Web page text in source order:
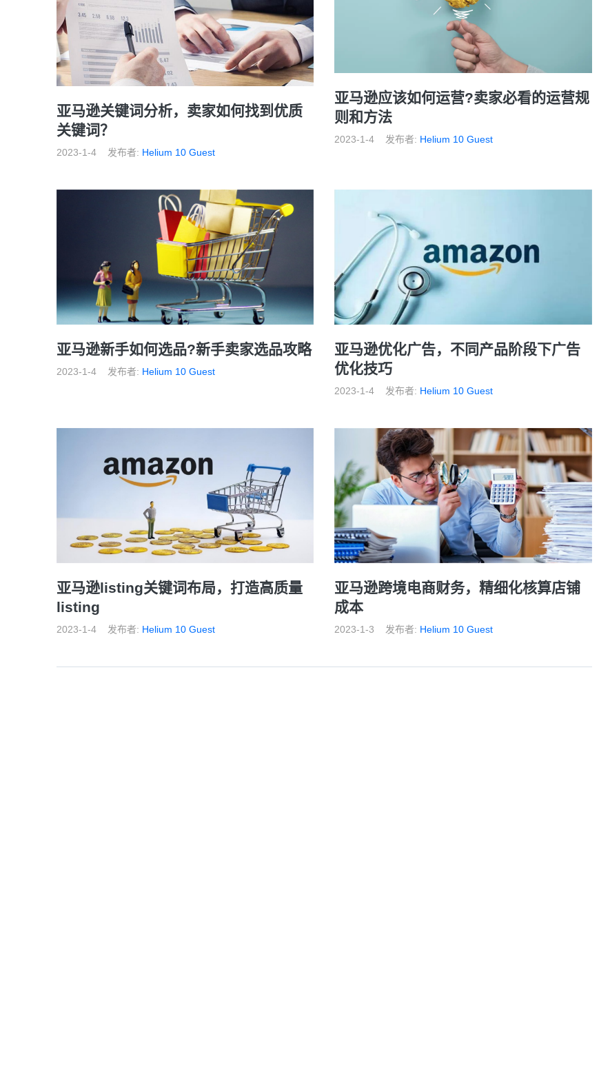
亚马逊关键词分析，卖家如何找到优质
关键词？
2023-1-4 发布者: Helium 10 Guest
亚马逊应该如何运营?卖家必看的运营规
则和方法
2023-1-4 发布者: Helium 10 Guest
亚马逊新手如何选品?新手卖家选品攻略
2023-1-4 发布者: Helium 10 Guest
亚马逊优化广告，不同产品阶段下广告
优化技巧
2023-1-4 发布者: Helium 10 Guest
亚马逊listing关键词布局，打造高质量
listing
2023-1-4 发布者: Helium 10 Guest
亚马逊跨境电商财务，精细化核算店铺
成本
2023-1-3 发布者: Helium 10 Guest